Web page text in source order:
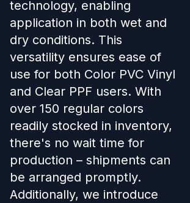
technology, enabling
application in both wet and
dry conditions. This
versatility ensures ease of
use for both Color PVC Vinyl
and Clear PPF users. With
over 150 regular colors
readily stocked in inventory,
there's no wait time for
production – shipments can
be arranged promptly.
Additionally, we introduce